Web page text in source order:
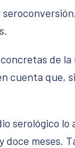
de
cuenta que,
serológico
doce meses.